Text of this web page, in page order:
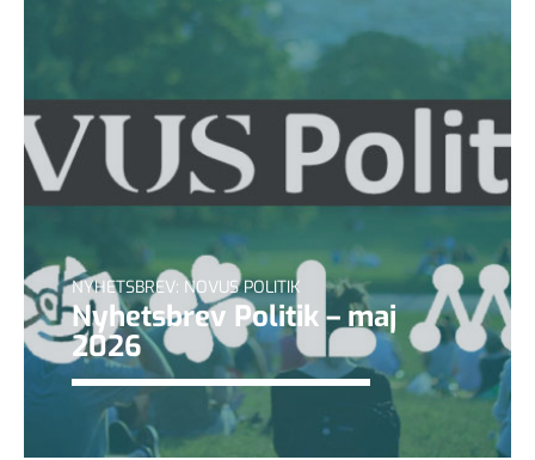
NYHETSBREV: NOVUS POLITIK
Nyhetsbrev Politik – maj
2026